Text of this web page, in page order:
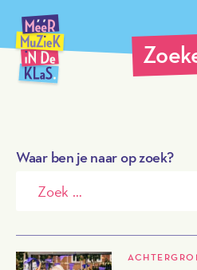
Méér Muziek in de Klas, terug
Waar ben je naar op zoek?